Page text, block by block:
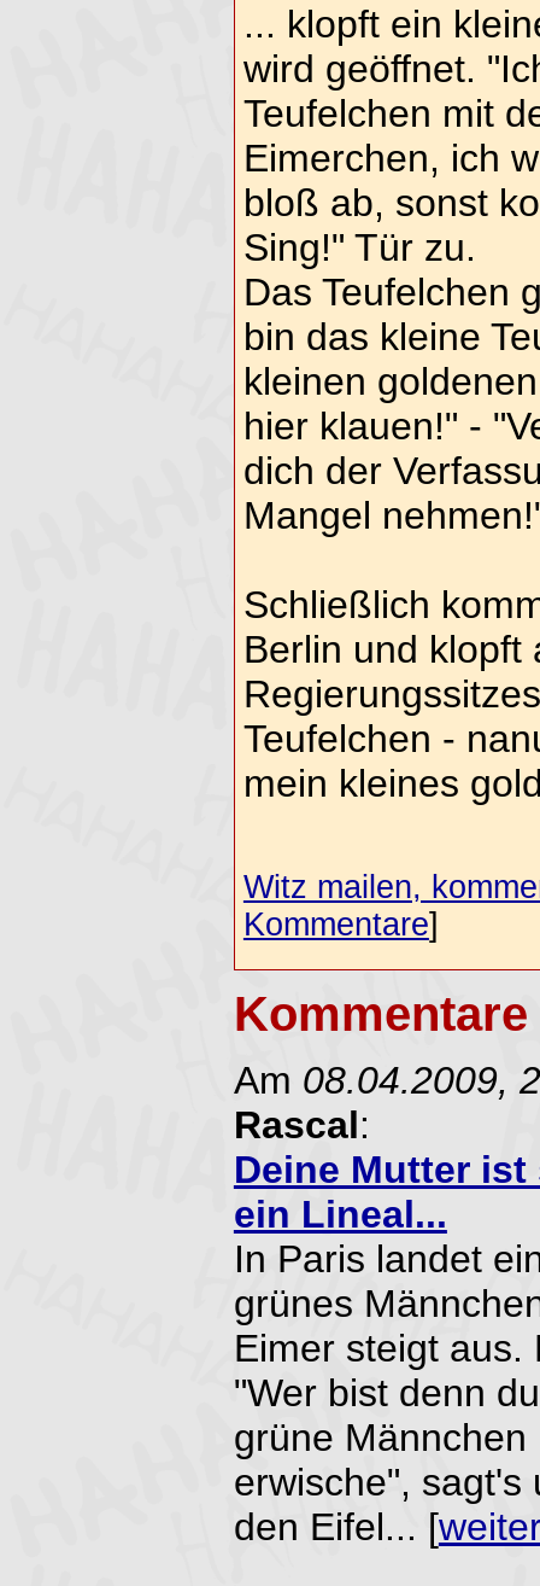
... klopft ein
wird geöffnet.
Teufelchen mit
Eimerchen, ich
bloß ab, sonst
Sing!" Tür zu.
Das Teufelchen
bin das kleine
kleinen
hier klauen!" -
dich der
Mangel
Schließlich
Berlin und klopft
Teufelchen -
mein kleines
Witz mailen,
Kommentare]
Am 08.04.2009,
Rascal:
Deine Mutter
ein Lineal...
In Paris landet
grünes
Eimer steigt aus.
"Wer bist denn
grüne
erwische", sagt's
den Eifel... [